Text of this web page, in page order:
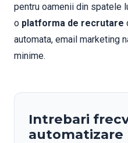
pentru oamenii din spatele
o platforma de recrutare
automata, email marketing
minime.
Intrebari
automatizare